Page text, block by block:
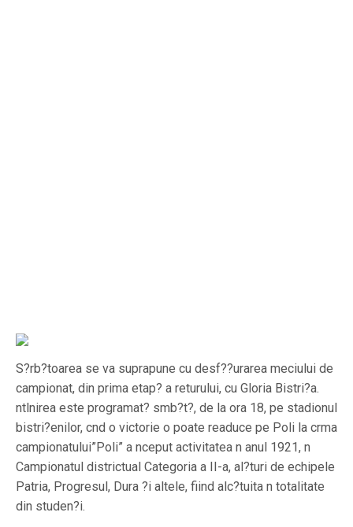
S?rb?toarea se va suprapune cu desf??urarea meciului de
campionat, din prima etap? a returului, cu Gloria Bistri?a.
ntlnirea este programat? smb?t?, de la ora 18, pe stadionul
bistri?enilor, cnd o victorie o poate readuce pe Poli la crma
campionatului”Poli” a nceput activitatea n anul 1921, n
Campionatul districtual Categoria a II-a, al?turi de echipele
Patria, Progresul, Dura ?i altele, fiind alc?tuita n totalitate
din studen?i.